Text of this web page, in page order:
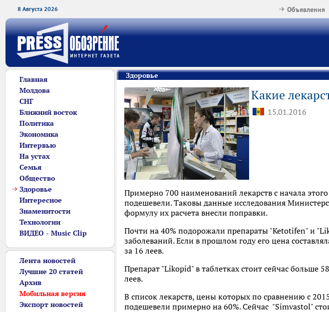
8 Августа 2026 Объявления
Главная
Молдова
СНГ
Ближний восток
Политика
Экономика
Интервью
На устах
Семья
Общество
Здоровье
Интересное
Знаменитости
Технологии
ВИДЕО - Music Clip
Лента новостей
Лучшие 20 статей
Архив
Мобильная версия
Экспорт новостей
Здоровье
Какие
15.01.2016
Примерно 700 наименований лекарств с начала
подешевели. Таковы данные исследования
формулу их расчета внесли поправки.
Почти на 40% подорожали препараты "Ketotifen" и
заболеваний. Если в прошлом году его цена
за 16 леев.
Препарат "Likopid" в таблетках стоит сейчас больше
леев.
В список лекарств, цены которых по сравнению с
подешевели примерно на 60%. Сейчас "Simvastol"